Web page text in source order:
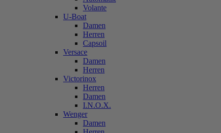
Volante
U-Boat
Damen
Herren
Capsoil
Versace
Damen
Herren
Victorinox
Herren
Damen
I.N.O.X.
Wenger
Damen